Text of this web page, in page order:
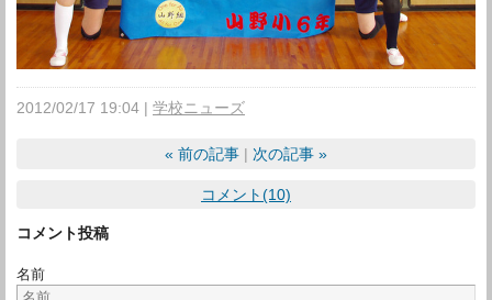
2012/02/17 19:04 学校ニューズ
« 前の記事 次の記事 »
コメント(10)
コメント投稿
名前